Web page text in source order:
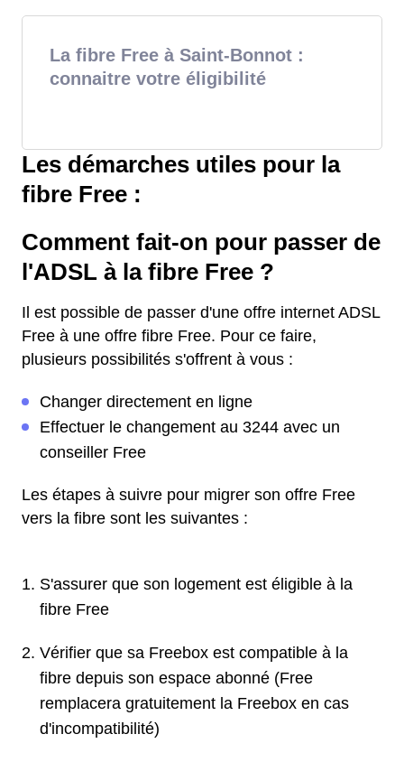
La fibre Free à Saint-Bonnot :
connaitre votre éligibilité
Les démarches utiles pour la
fibre Free :
Comment fait-on pour passer de
l'ADSL à la fibre Free ?
Il est possible de passer d'une offre internet ADSL
Free à une offre fibre Free. Pour ce faire,
plusieurs possibilités s'offrent à vous :
Changer directement en ligne
Effectuer le changement au 3244 avec un
conseiller Free
Les étapes à suivre pour migrer son offre Free
vers la fibre sont les suivantes :
S'assurer que son logement est éligible à la
fibre Free
Vérifier que sa Freebox est compatible à la
fibre depuis son espace abonné (Free
remplacera gratuitement la Freebox en cas
d'incompatibilité)